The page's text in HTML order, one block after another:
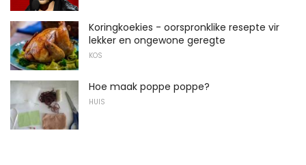
Koringkoekies - oorspronklike resepte vir
lekker en ongewone geregte
KOS
Hoe maak poppe poppe?
HUIS